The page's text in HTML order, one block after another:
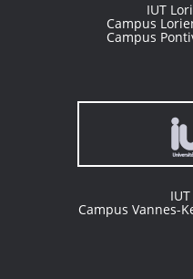
IUT
Campus
Campus
Campus Vannes-